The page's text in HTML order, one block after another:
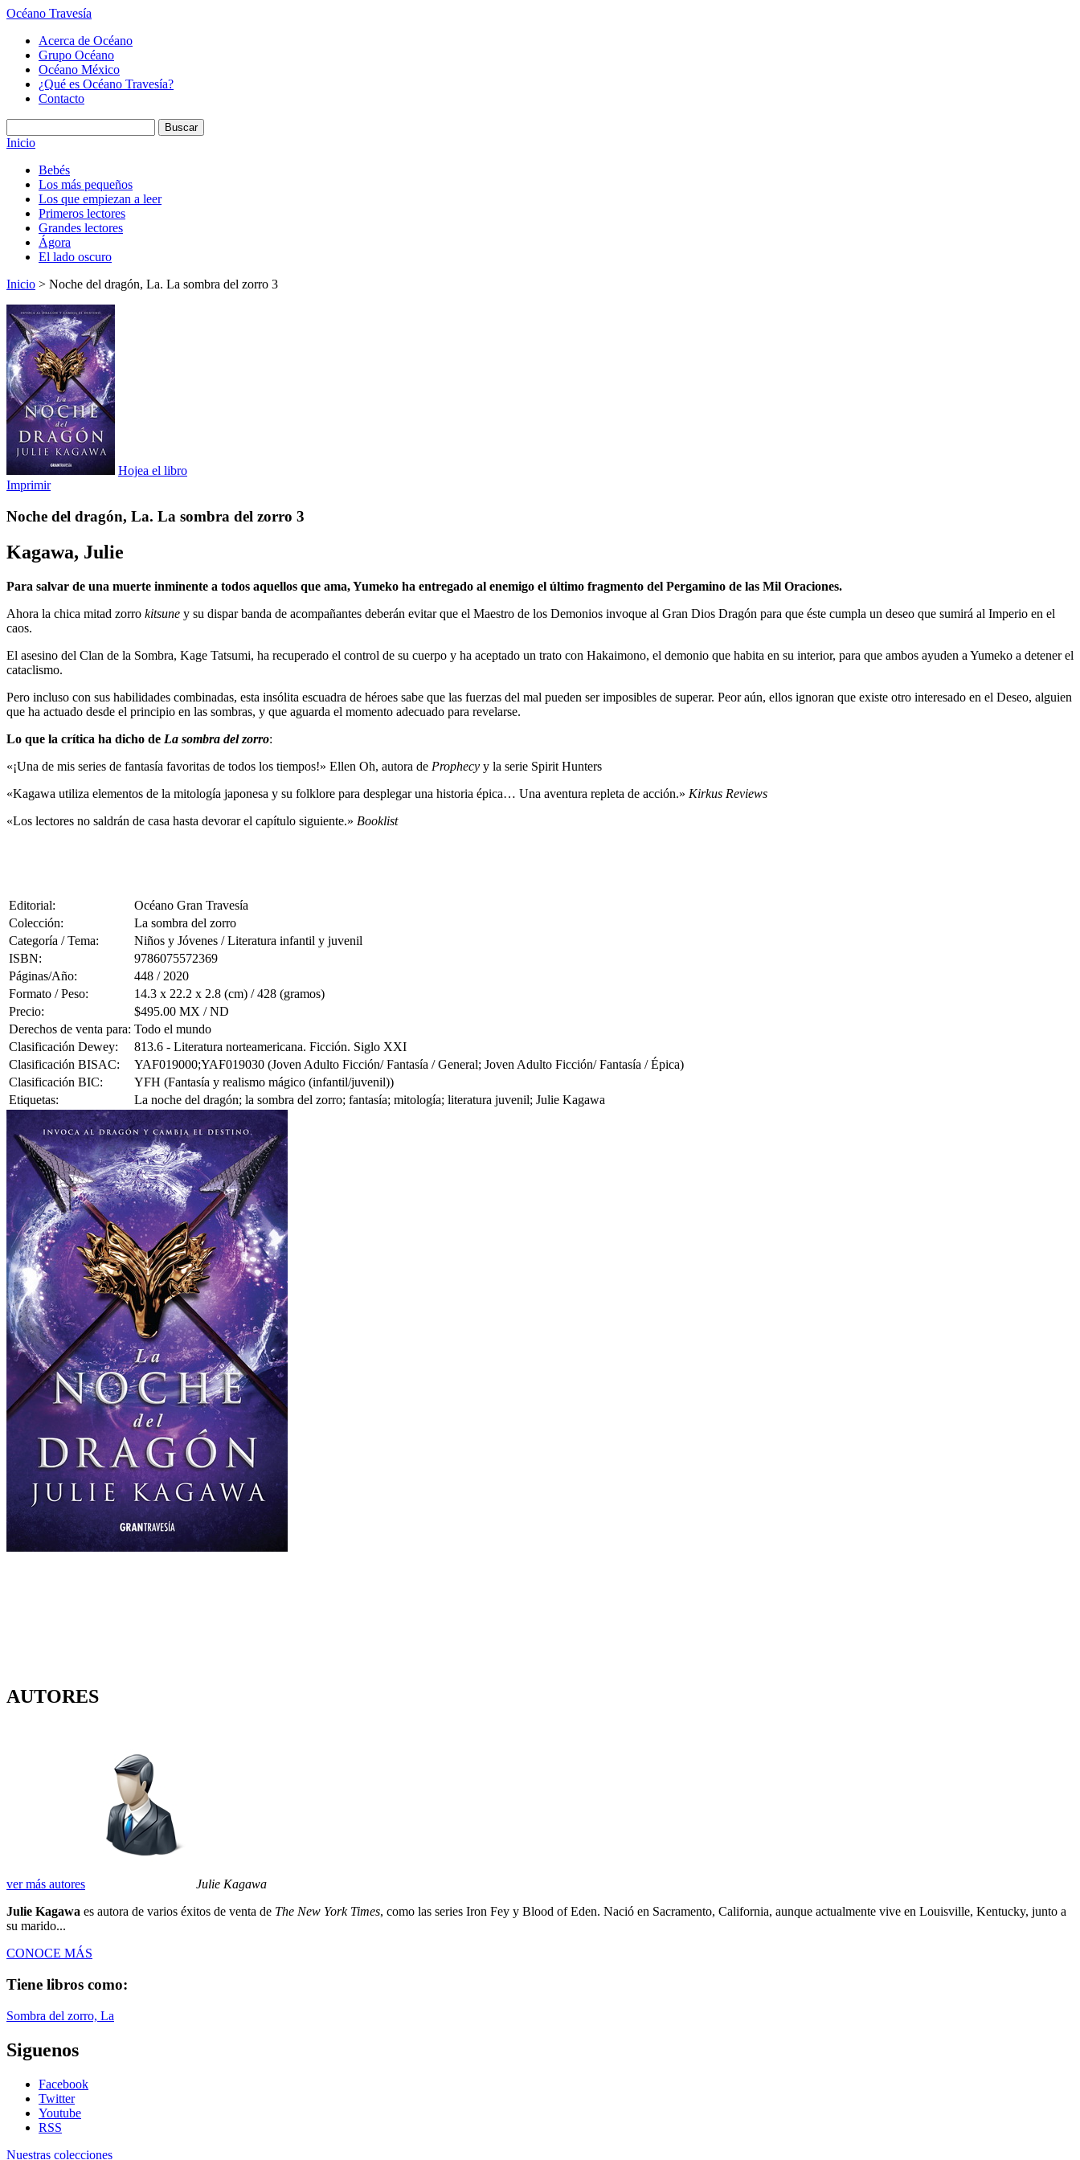
Océano Travesía
Acerca de Océano
Grupo Océano
Océano México
¿Qué es Océano Travesía?
Contacto
Inicio
Bebés
Los más pequeños
Los que empiezan a leer
Primeros lectores
Grandes lectores
Ágora
El lado oscuro
Inicio > Noche del dragón, La. La sombra del zorro 3
Hojea el libro
Imprimir
Noche del dragón, La. La sombra del zorro 3
Kagawa, Julie
Para salvar de una muerte inminente a todos aquellos que ama, Yumeko ha entregado al enemigo el último fragmento del Pergamino de las Mil Oraciones.
Ahora la chica mitad zorro kitsune y su dispar banda de acompañantes deberán evitar que el Maestro de los Demonios invoque al Gran Dios Dragón para que éste cumpla un deseo que sumirá al Imperio en el
caos.
El asesino del Clan de la Sombra, Kage Tatsumi, ha recuperado el control de su cuerpo y ha aceptado un trato con Hakaimono, el demonio que habita en su interior, para que ambos ayuden a Yumeko a detener el
cataclismo.
Pero incluso con sus habilidades combinadas, esta insólita escuadra de héroes sabe que las fuerzas del mal pueden ser imposibles de superar. Peor aún, ellos ignoran que existe otro interesado en el Deseo, alguien
que ha actuado desde el principio en las sombras, y que aguarda el momento adecuado para revelarse.
Lo que la crítica ha dicho de La sombra del zorro:
«¡Una de mis series de fantasía favoritas de todos los tiempos!» Ellen Oh, autora de Prophecy y la serie Spirit Hunters
«Kagawa utiliza elementos de la mitología japonesa y su folklore para desplegar una historia épica… Una aventura repleta de acción.» Kirkus Reviews
«Los lectores no saldrán de casa hasta devorar el capítulo siguiente.» Booklist
Editorial:
Océano Gran Travesía
Colección:
La sombra del zorro
Categoría / Tema:
Niños y Jóvenes / Literatura infantil y juvenil
ISBN:
9786075572369
Páginas/Año:
448 / 2020
Formato / Peso:
14.3 x 22.2 x 2.8 (cm) / 428 (gramos)
Precio:
$495.00 MX / ND
Derechos de venta para: Todo el mundo
Clasificación Dewey:
813.6 - Literatura norteamericana. Ficción. Siglo XXI
Clasificación BISAC:
YAF019000;YAF019030 (Joven Adulto Ficción/ Fantasía / General; Joven Adulto Ficción/ Fantasía / Épica)
Clasificación BIC:
YFH (Fantasía y realismo mágico (infantil/juvenil))
Etiquetas:
La noche del dragón; la sombra del zorro; fantasía; mitología; literatura juvenil; Julie Kagawa
AUTORES
ver más autores
Julie Kagawa
Julie Kagawa es autora de varios éxitos de venta de The New York Times, como las series Iron Fey y Blood of Eden. Nació en Sacramento, California, aunque actualmente vive en Louisville, Kentucky, junto a
su marido...
CONOCE MÁS
Tiene libros como:
Sombra del zorro, La
Siguenos
Facebook
Twitter
Youtube
RSS
Nuestras colecciones